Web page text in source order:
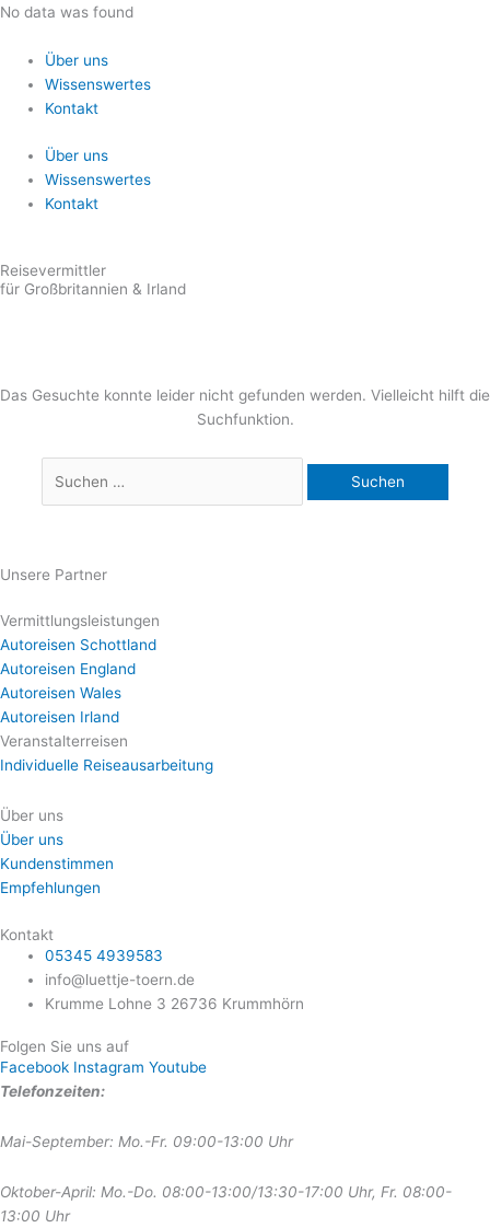
Zum
springen
No data was found
Über uns
Wissenswertes
Kontakt
Über uns
Wissenswertes
Kontakt
Reisevermittler
für Großbritannien & Irland
Das Gesuchte konnte leider nicht gefunden werden. Vielleicht hilft die
Suchfunktion.
Suchen
Unsere Partner
Vermittlungsleistungen
Autoreisen Schottland
Autoreisen England
Autoreisen Wales
Autoreisen Irland
Veranstalterreisen
Individuelle Reiseausarbeitung
Über uns
Über uns
Kundenstimmen
Empfehlungen
Kontakt
05345 4939583
info@luettje-toern.de
Krumme Lohne 3 26736 Krummhörn
Folgen Sie uns auf
Facebook Instagram Youtube
Telefonzeiten:
Mai-September: Mo.-Fr. 09:00-13:00 Uhr
Oktober-April: Mo.-Do. 08:00-13:00/13:30-17:00 Uhr, Fr. 08:00-
13:00 Uhr